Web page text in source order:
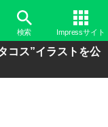
検索 Impressサイト
コス”イラストを公